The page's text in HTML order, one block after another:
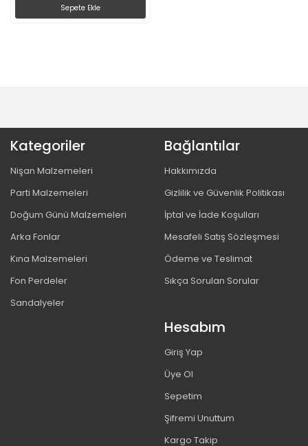
Sepete Ekle
Kategoriler
Nişan Malzemeleri
Parti Malzemeleri
Doğum Günü Malzemeleri
Arka Fonlar
Kına Malzemeleri
Fon Perdeler
Sandalyeler
Bağlantılar
Hakkımızda
Gizlilik ve Güvenlik Politikası
İptal ve İade Koşulları
Mesafeli Satış Sözleşmesi
Ödeme ve Teslimat
Sıkça Sorulan Sorular
Hesabım
Giriş Yap
Üye Ol
Sepetim
Şifremi Unuttum
Kargo Takip